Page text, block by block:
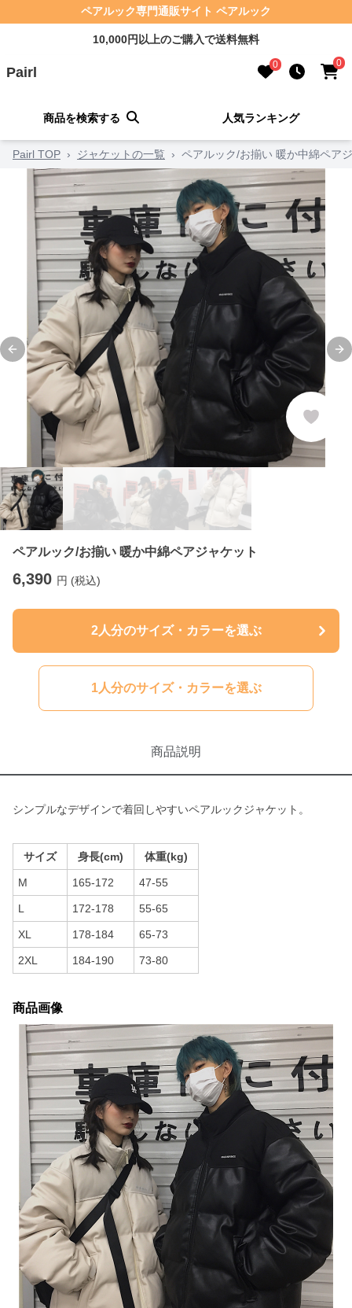
ペアルック専門通販サイト ペアルック
10,000円以上のご購入で送料無料
Pairl 0 0
商品を検索する 人気ランキング
Pairl TOP › ジャケットの一覧 › ペアルック/お揃い 暖か中綿ペア
Previous slide
ペアルック/お揃い 暖か中綿ペアジャケット
6,390 円 (税込)
2人分のサイズ・カラーを選ぶ
1人分のサイズ・カラーを選ぶ
商品説明
シンプルなデザインで着回しやすいペアルックジャケット。
サイズ 身長(cm) 体重(kg)
M 165-172 47-55
L 172-178 55-65
XL 178-184 65-73
2XL 184-190 73-80
商品画像